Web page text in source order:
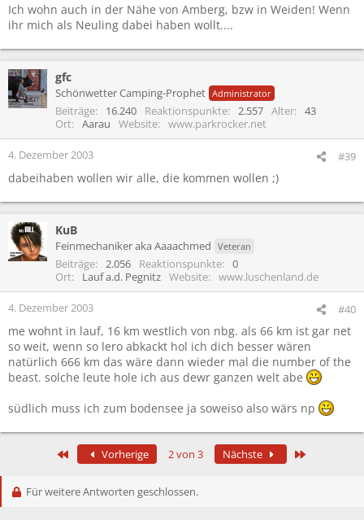
Ich wohn auch in der Nähe von Amberg, bzw in Weiden! Wenn
ihr mich als Neuling dabei haben wollt....
gfc
Schönwetter Camping-Prophet Administrator
Beiträge 16.240 Reaktionspunkte 2.557 Alter
43
Ort
Aarau Website www.parkrocker.net
4. Dezember 2003 #39
dabeihaben wollen wir alle, die kommen wollen ;)
KuB
Feinmechaniker aka Aaaachmed Veteran
Beiträge 2.056 Reaktionspunkte
0
Ort
Lauf a.d. Pegnitz Website www.luschenland.de
4. Dezember 2003 #40
me wohnt in lauf, 16 km westlich von nbg. als 66 km ist gar net
so weit, wenn so lero abkackt hol ich dich besser wären
natürlich 666 km das wäre dann wieder mal die number of the
beast. solche leute hole ich aus dewr ganzen welt abe
südlich muss ich zum bodensee ja soweiso also wärs np
Erste Vorherige 2 von 3 Nächste
Für weitere Antworten geschlossen.